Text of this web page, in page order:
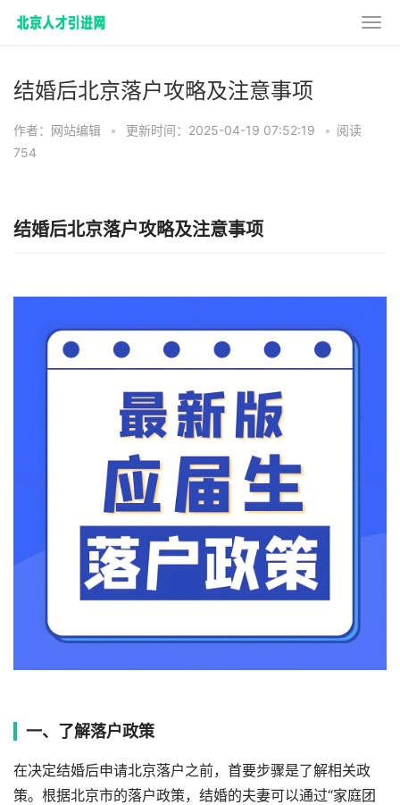
结婚后北京落户攻略及注意事项
作者：网站编辑 • 更新时间：2025-04-19 07:52:19 • 阅读
754
结婚后北京落户攻略及注意事项
一、了解落户政策
在决定结婚后申请北京落户之前，首要步骤是了解相关政
策。根据北京市的落户政策，结婚的夫妻可以通过“家庭团